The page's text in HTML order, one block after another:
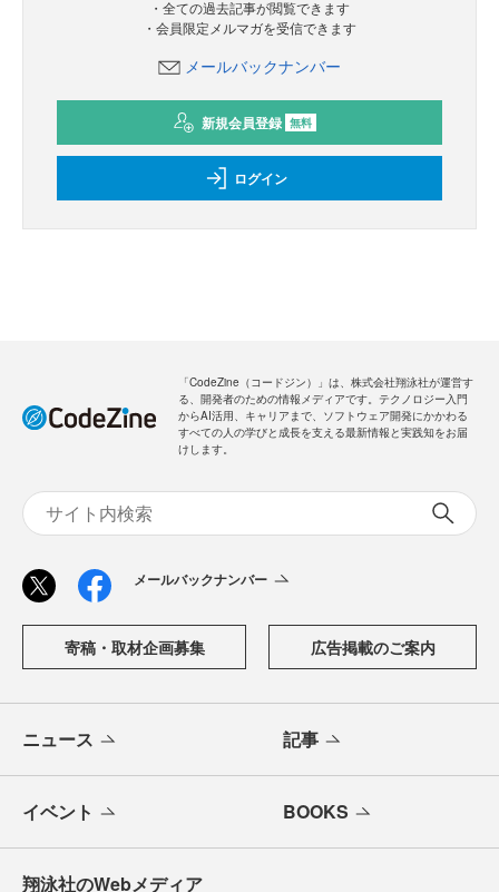
・全ての過去記事が閲覧できます
・会員限定メルマガを受信できます
メールバックナンバー
新規会員登録 無料
ログイン
「CodeZine（コードジン）」は、株式会社翔泳社が運営す
る、開発者のための情報メディアです。テクノロジー入門
からAI活用、キャリアまで、ソフトウェア開発にかかわる
すべての人の学びと成長を支える最新情報と実践知をお届
けします。
メールバックナンバー
寄稿・取材企画募集 広告掲載のご案内
ニュース 記事
イベント BOOKS
翔泳社のWebメディア